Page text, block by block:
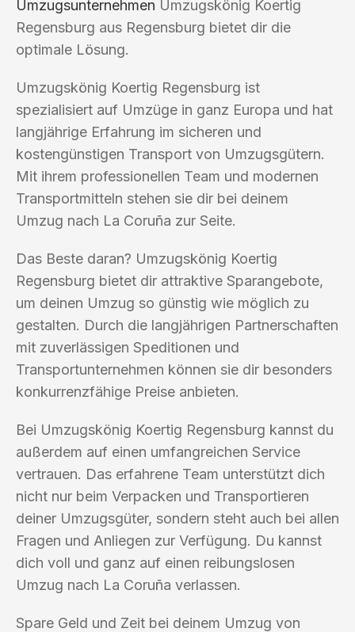
Umzugsunternehmen Umzugskönig Koertig
Regensburg aus Regensburg bietet dir die
optimale Lösung.
Umzugskönig Koertig Regensburg ist
spezialisiert auf Umzüge in ganz Europa und hat
langjährige Erfahrung im sicheren und
kostengünstigen Transport von Umzugsgütern.
Mit ihrem professionellen Team und modernen
Transportmitteln stehen sie dir bei deinem
Umzug nach La Coruña zur Seite.
Das Beste daran? Umzugskönig Koertig
Regensburg bietet dir attraktive Sparangebote,
um deinen Umzug so günstig wie möglich zu
gestalten. Durch die langjährigen Partnerschaften
mit zuverlässigen Speditionen und
Transportunternehmen können sie dir besonders
konkurrenzfähige Preise anbieten.
Bei Umzugskönig Koertig Regensburg kannst du
außerdem auf einen umfangreichen Service
vertrauen. Das erfahrene Team unterstützt dich
nicht nur beim Verpacken und Transportieren
deiner Umzugsgüter, sondern steht auch bei allen
Fragen und Anliegen zur Verfügung. Du kannst
dich voll und ganz auf einen reibungslosen
Umzug nach La Coruña verlassen.
Spare Geld und Zeit bei deinem Umzug von